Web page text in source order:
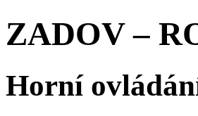
ZADOV –
Horní